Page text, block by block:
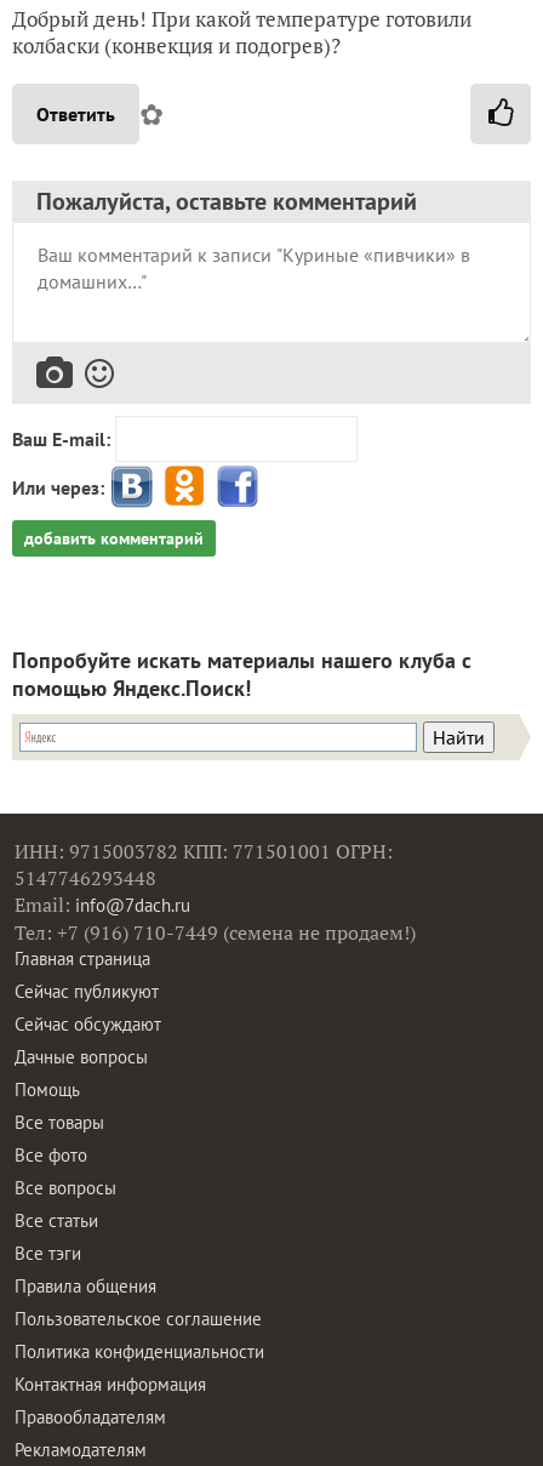
Добрый день! При какой температуре готовили
колбаски (конвекция и подогрев)?
Ответить ✿
Пожалуйста, оставьте комментарий
Ваш E-mail:
Или через:
добавить комментарий
Попробуйте искать материалы нашего клуба с
помощью Яндекс.Поиск!
ИНН: 9715003782 КПП: 771501001 ОГРН:
5147746293448
Email: info@7dach.ru
Тел: +7 (916) 710-7449 (семена не продаем!)
Главная страница
Сейчас публикуют
Сейчас обсуждают
Дачные вопросы
Помощь
Все товары
Все фото
Все вопросы
Все статьи
Все тэги
Правила общения
Пользовательское соглашение
Политика конфиденциальности
Контактная информация
Правообладателям
Рекламодателям